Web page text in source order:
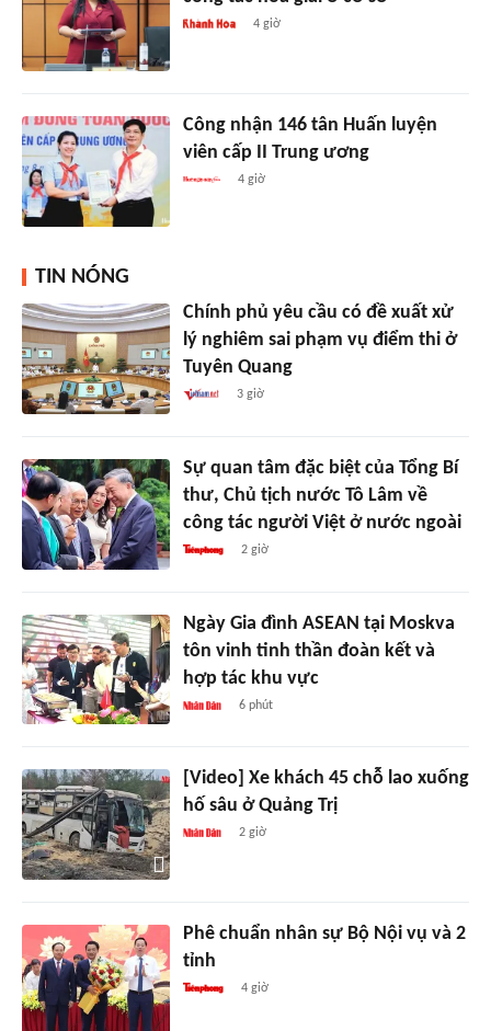
4 giờ
Công nhận 146 tân Huấn luyện
viên cấp II Trung ương
4 giờ
TIN NÓNG
Chính phủ yêu cầu có đề xuất xử
lý nghiêm sai phạm vụ điểm thi ở
Tuyên Quang
3 giờ
Sự quan tâm đặc biệt của Tổng Bí
thư, Chủ tịch nước Tô Lâm về
công tác người Việt ở nước ngoài
2 giờ
Ngày Gia đình ASEAN tại Moskva
tôn vinh tinh thần đoàn kết và
hợp tác khu vực
6 phút
[Video] Xe khách 45 chỗ lao xuống
hố sâu ở Quảng Trị
2 giờ
Phê chuẩn nhân sự Bộ Nội vụ và 2
tỉnh
4 giờ